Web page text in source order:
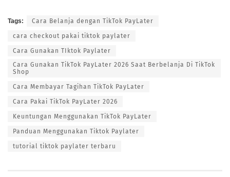
Tags: Cara Belanja dengan TikTok PayLater
cara checkout pakai tiktok paylater
Cara Gunakan TIktok Paylater
Cara Gunakan TikTok PayLater 2026 Saat Berbelanja Di TikTok
Shop
Cara Membayar Tagihan TikTok PayLater
Cara Pakai TikTok PayLater 2026
Keuntungan Menggunakan TikTok PayLater
Panduan Menggunakan Tiktok Paylater
tutorial tiktok paylater terbaru